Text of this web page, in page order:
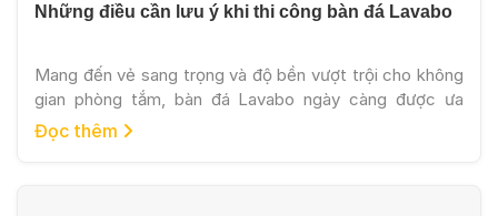
Những điều cần lưu ý khi thi công bàn đá Lavabo
Mang đến vẻ sang trọng và độ bền vượt trội cho không
gian phòng tắm, bàn đá Lavabo ngày càng được ưa
chuộng trong các công trình hiện đại. Đặc biệt với
những mẫu đá tông be sáng tự nhiên như hình minh họa,
Đọc thêm